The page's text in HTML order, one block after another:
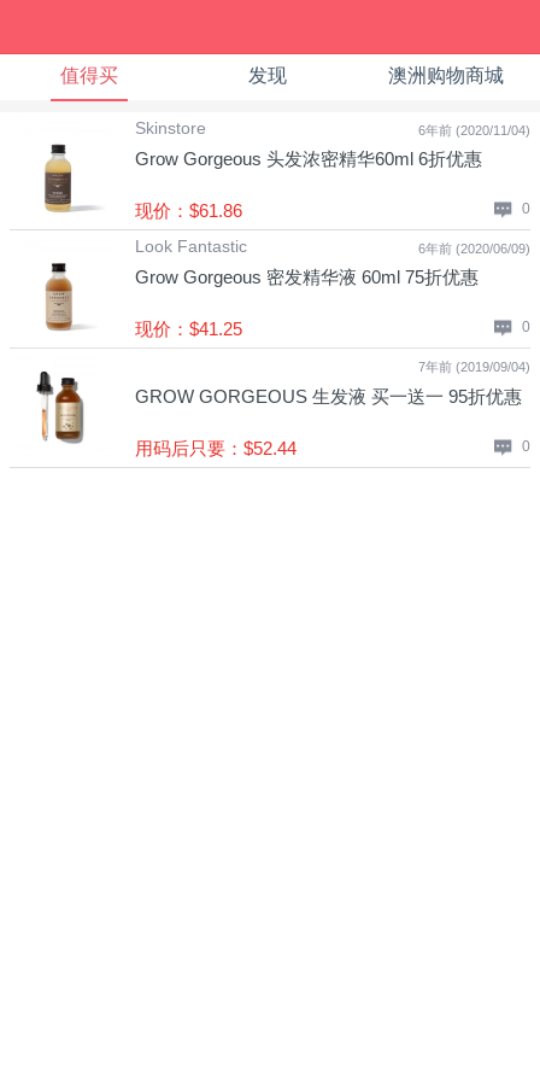
值得买 发现 澳洲购物商城
6年前 (2020/11/04)
Skinstore
Grow Gorgeous 头发浓密精华60ml 6折优惠
现价：$61.86 0
6年前 (2020/06/09)
Look Fantastic
Grow Gorgeous 密发精华液 60ml 75折优惠
现价：$41.25 0
7年前 (2019/09/04)
GROW GORGEOUS 生发液 买一送一 95折优惠
用码后只要：$52.44 0